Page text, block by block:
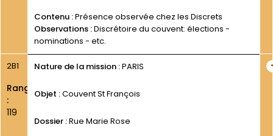
Contenu :Présence observée chez les Discrets
Observations :Discrétoire du couvent: élections -
nominations - etc.
2B1
Rang
:
119
Nature de la mission :PARIS
Objet :Couvent St François
Dossier :Rue Marie Rose